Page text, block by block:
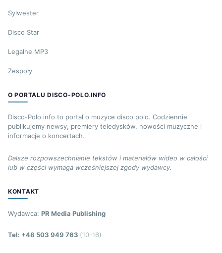
Sylwester
Disco Star
Legalne MP3
Zespoły
O PORTALU DISCO-POLO.INFO
Disco-Polo.info to portal o muzyce disco polo. Codziennie
publikujemy newsy, premiery teledysków, nowości muzyczne i
informacje o koncertach.
Dalsze rozpowszechnianie tekstów i materiałów wideo w całości
lub w części wymaga wcześniejszej zgody wydawcy.
KONTAKT
Wydawca: PR Media Publishing
Tel: +48 503 949 763 (10-16)